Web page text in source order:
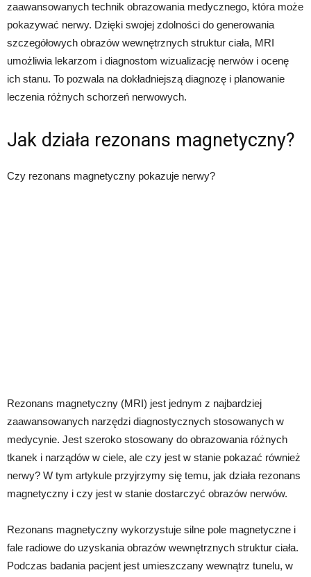
zaawansowanych technik obrazowania medycznego, która może
pokazywać nerwy. Dzięki swojej zdolności do generowania
szczegółowych obrazów wewnętrznych struktur ciała, MRI
umożliwia lekarzom i diagnostom wizualizację nerwów i ocenę
ich stanu. To pozwala na dokładniejszą diagnozę i planowanie
leczenia różnych schorzeń nerwowych.
Jak działa rezonans magnetyczny?
Czy rezonans magnetyczny pokazuje nerwy?
Rezonans magnetyczny (MRI) jest jednym z najbardziej
zaawansowanych narzędzi diagnostycznych stosowanych w
medycynie. Jest szeroko stosowany do obrazowania różnych
tkanek i narządów w ciele, ale czy jest w stanie pokazać również
nerwy? W tym artykule przyjrzymy się temu, jak działa rezonans
magnetyczny i czy jest w stanie dostarczyć obrazów nerwów.
Rezonans magnetyczny wykorzystuje silne pole magnetyczne i
fale radiowe do uzyskania obrazów wewnętrznych struktur ciała.
Podczas badania pacjent jest umieszczany wewnątrz tunelu, w